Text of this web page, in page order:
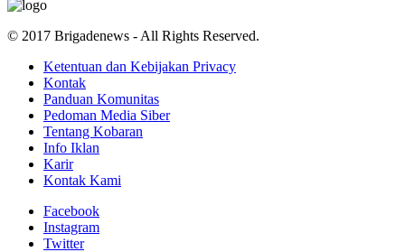
© 2017 Brigadenews - All Rights Reserved.
Ketentuan dan Kebijakan Privacy
Kontak
Panduan Komunitas
Pedoman Media Siber
Tentang Kobaran
Info Iklan
Karir
Kontak Kami
Facebook
Instagram
Twitter